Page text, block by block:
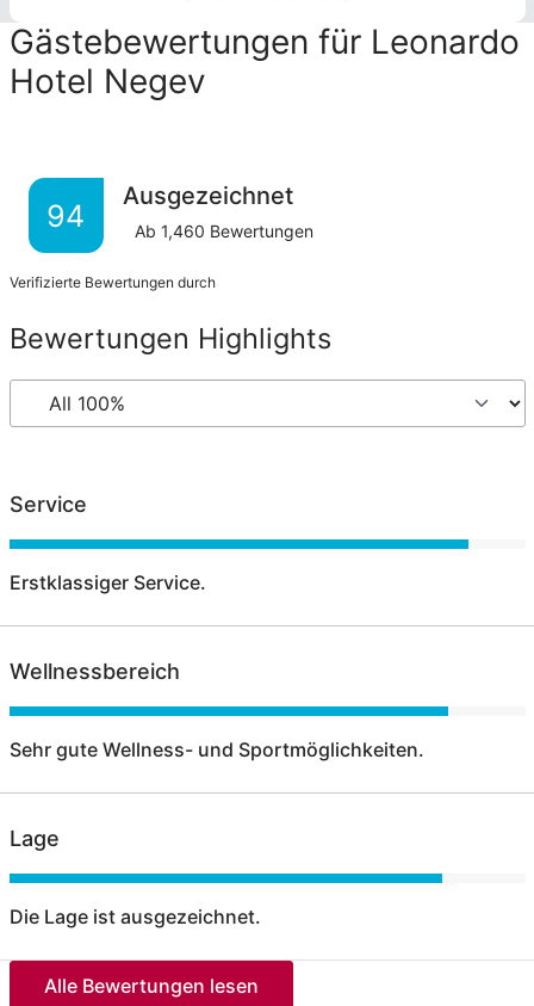
Gästebewertungen für Leonardo
Hotel Negev
94
Ausgezeichnet
Ab 1,460 Bewertungen
Verifizierte Bewertungen durch
Bewertungen Highlights
Service
Erstklassiger Service.
Wellnessbereich
Sehr gute Wellness- und Sportmöglichkeiten.
Lage
Die Lage ist ausgezeichnet.
Alle Bewertungen lesen